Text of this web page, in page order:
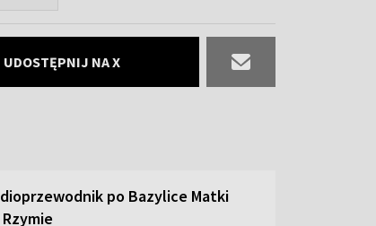
UDOSTĘPNIJ NA X
po Bazylice Matki